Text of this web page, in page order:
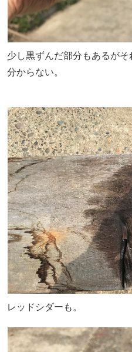
少し黒ずんだ部分もあるが
分からない。
レッドシダーも。